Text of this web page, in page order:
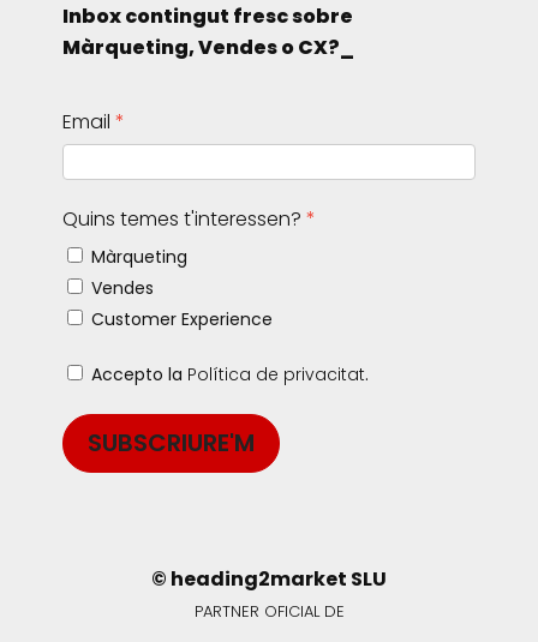
Inbox contingut fresc sobre
Màrqueting, Vendes o CX?_
Email
Quins temes t'interessen?
Màrqueting
Vendes
Customer Experience
Accepto la Política de privacitat.
SUBSCRIURE'M
© heading2market SLU
PARTNER OFICIAL DE